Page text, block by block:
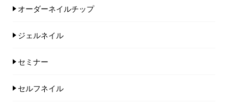
オーダーネイルチップ
ジェルネイル
セミナー
セルフネイル